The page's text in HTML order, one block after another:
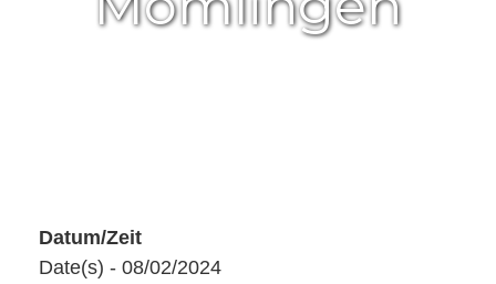
Datum/Zeit
Date(s) - 08/02/2024